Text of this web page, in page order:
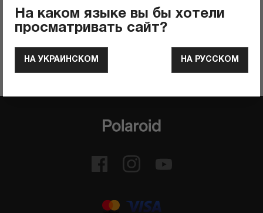
ОСТАВИТЬ ОТЗЫВ
На каком языке вы бы хотели
просматривать сайт?
НА УКРАИНСКОМ НА РУССКОМ